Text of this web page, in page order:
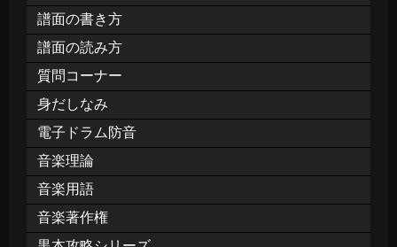
譜面の書き方
譜面の読み方
質問コーナー
身だしなみ
電子ドラム防音
音楽理論
音楽用語
音楽著作権